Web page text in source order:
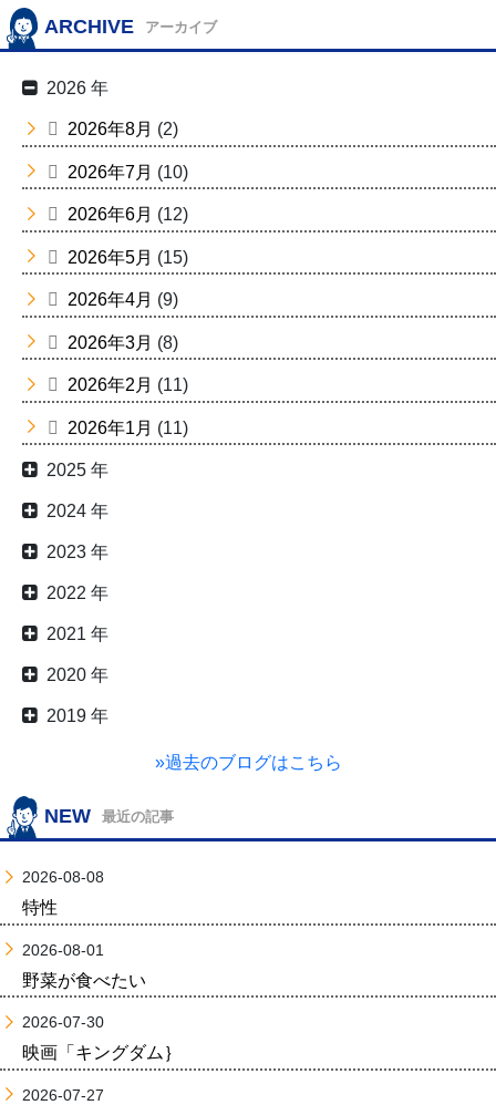
ARCHIVE アーカイブ
2026 年
2026年8月 (2)
2026年7月 (10)
2026年6月 (12)
2026年5月 (15)
2026年4月 (9)
2026年3月 (8)
2026年2月 (11)
2026年1月 (11)
2025 年
2024 年
2023 年
2022 年
2021 年
2020 年
2019 年
»過去のブログはこちら
NEW 最近の記事
2026-08-08
特性
2026-08-01
野菜が食べたい
2026-07-30
映画「キングダム｝
2026-07-27